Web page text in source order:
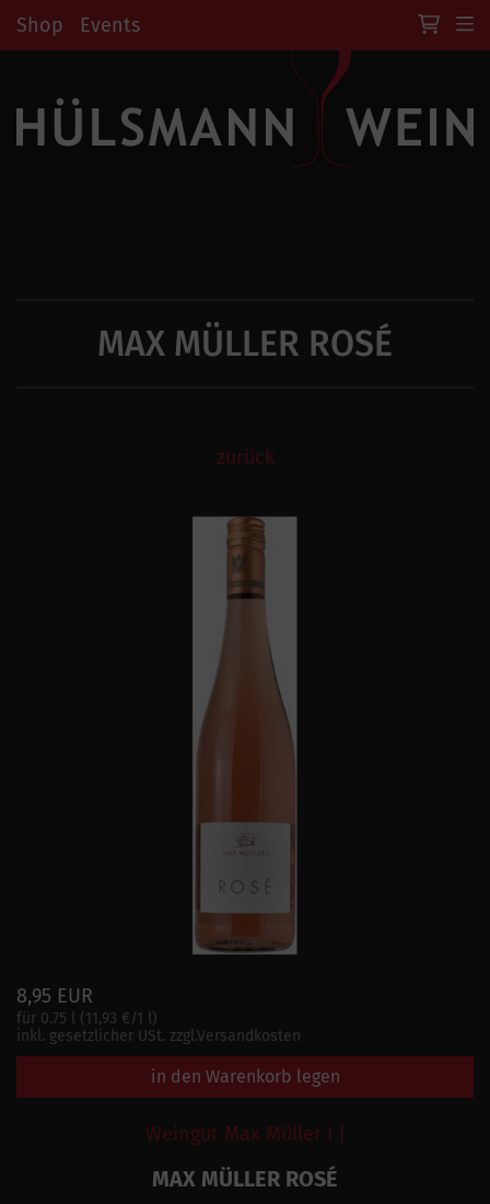
Shop Events
MAX MÜLLER ROSÉ
zurück
8,95 EUR
für 0.75 l (11,93 €/1 l)
inkl. gesetzlicher USt. zzgl.Versandkosten
in den Warenkorb legen
Weingut Max Müller I |
MAX MÜLLER ROSÉ